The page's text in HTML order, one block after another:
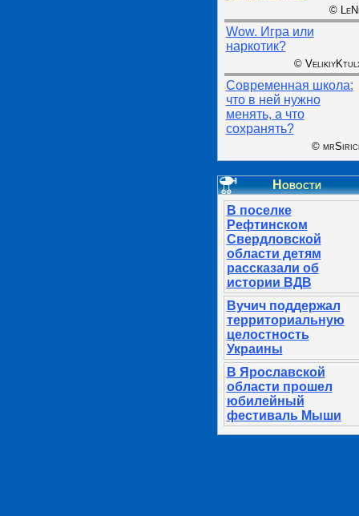
©
Wow. Игра или
наркотик?
©
Современная школа:
что в ней нужно
менять, а что
сохранять?
©
Новости
В поселке
Рефтинском
Свердловской
области детям
рассказали об
истории ВДВ
Вучич поддержал
территориальную
целостность
Украины
В Ярославской
области прошел
юбилейный
фестиваль Мыши